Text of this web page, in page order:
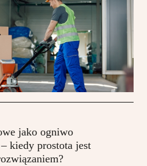
jako ogniwo
kiedy prostota jest